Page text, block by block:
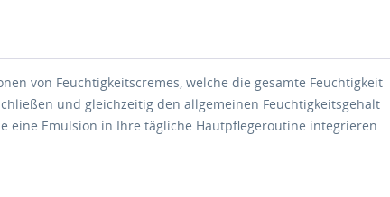
von Feuchtigkeitscremes, welche die gesamte Feuchtigkeit
und gleichzeitig den allgemeinen Feuchtigkeitsgehalt
eine Emulsion in Ihre tägliche Hautpflegeroutine integrieren